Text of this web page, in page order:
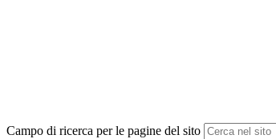
Campo di ricerca per le pagine del sito